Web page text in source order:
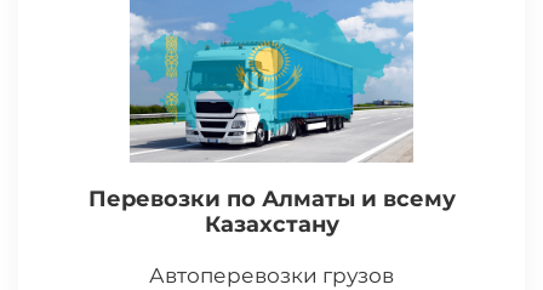
Перевозки по Алматы и всему
Казахстану
Автоперевозки грузов